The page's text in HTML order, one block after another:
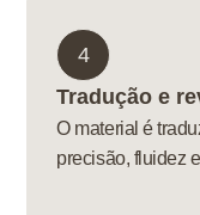
4
Tradução e
O material é
precisão, fluidez